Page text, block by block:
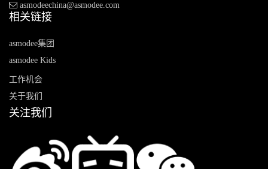
asmodeechina@asmodee.com
相关链接
asmodee集团
asmodee Kids
工作机会
关于我们
关注我们